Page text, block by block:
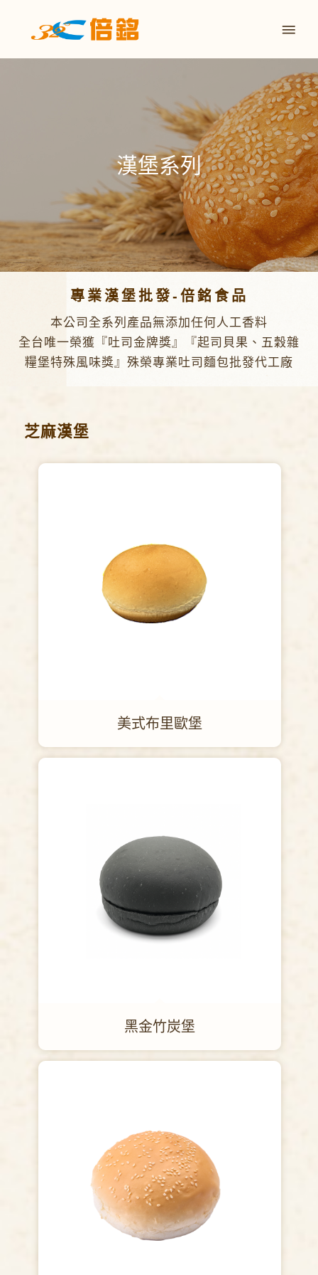
漢堡系列
專業漢堡批發-倍銘食品
本公司全系列產品無添加任何人工香料
全台唯一榮獲『吐司金牌獎』『起司貝果、五穀雜
糧堡特殊風味獎』殊榮專業吐司麵包批發代工廠
芝麻漢堡
美式布里歐堡
黑金竹炭堡